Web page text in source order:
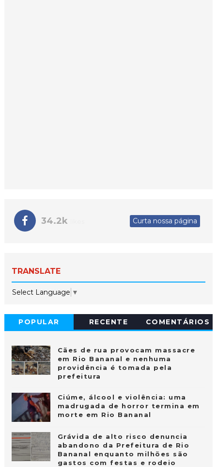
34.2k Curta nossa página
TRANSLATE
Select Language ▼
POPULAR RECENTE COMENTÁRIOS
Cães de rua provocam massacre
em Rio Bananal e nenhuma
providência é tomada pela
prefeitura
Ciúme, álcool e violência: uma
madrugada de horror termina em
morte em Rio Bananal
Grávida de alto risco denuncia
abandono da Prefeitura de Rio
Bananal enquanto milhões são
gastos com festas e rodeio